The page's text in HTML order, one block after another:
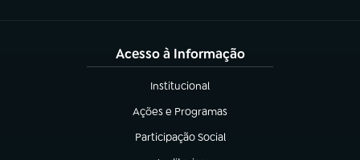
Acesso à Informação
Institucional
(abre em nova aba)
Ações e Programas
(abre em nova aba)
Participação Social
(abre em nova aba)